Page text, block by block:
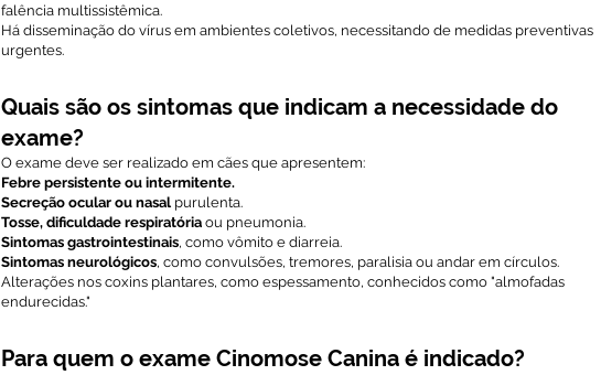
falência multissistêmica.
Há disseminação do vírus em ambientes coletivos, necessitando de medidas preventivas
urgentes.
Quais são os sintomas que indicam a necessidade do
exame?
O exame deve ser realizado em cães que apresentem:
Febre persistente ou intermitente.
Secreção ocular ou nasal purulenta.
Tosse, dificuldade respiratória ou pneumonia.
Sintomas gastrointestinais, como vômito e diarreia.
Sintomas neurológicos, como convulsões, tremores, paralisia ou andar em círculos.
Alterações nos coxins plantares, como espessamento, conhecidos como "almofadas
endurecidas."
Para quem o exame Cinomose Canina é indicado?